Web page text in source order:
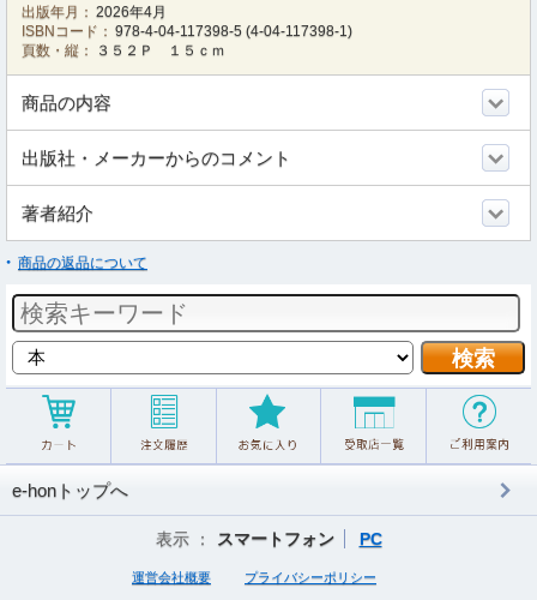
出版年月： 2026年4月
ISBNコード： 978-4-04-117398-5 (4-04-117398-1)
頁数・縦：
３５２Ｐ １５ｃｍ
商品の内容
出版社・メーカーからのコメント
著者紹介
商品の返品について
e-honトップへ
表示 ： スマートフォン PC
運営会社概要 プライバシーポリシー